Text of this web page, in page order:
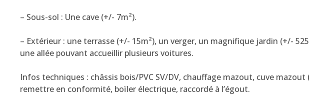
– Sous-sol : Une cave (+/- 7m²).
– Extérieur : une terrasse (+/- 15m²), un verger, un magnifique jardin (+/-
une allée pouvant accueillir plusieurs voitures.
Infos techniques : châssis bois/PVC SV/DV, chauffage mazout, cuve mazout
remettre en conformité, boïler électrique, raccordé à l’égout.